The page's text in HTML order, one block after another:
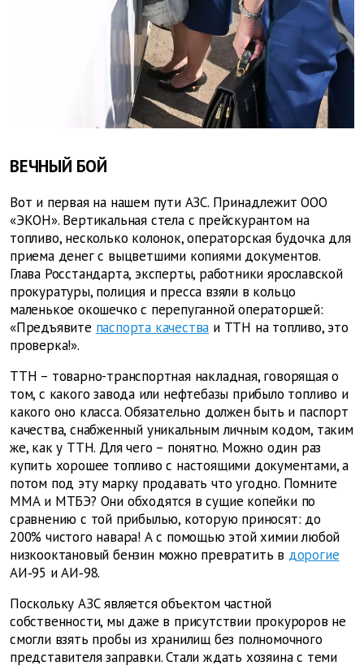
ВЕЧНЫЙ БОЙ
Вот и первая на нашем пути АЗС. Принадлежит ООО
«ЭКОН». Вертикальная стела с прейскурантом на
топливо, несколько колонок, операторская будочка для
приема денег с выцветшими копиями документов.
Глава Росстандарта, эксперты, работники ярославской
прокуратуры, полиция и пресса взяли в кольцо
маленькое окошечко с перепуганной операторшей:
«Предъявите паспорта качества и ТТН на топливо, это
проверка!».
ТТН – товарно-транспортная накладная, говорящая о
том, с какого завода или нефтебазы прибыло топливо и
какого оно класса. Обязательно должен быть и паспорт
качества, снабженный уникальным личным кодом, таким
же, как у ТТН. Для чего – понятно. Можно один раз
купить хорошее топливо с настоящими документами, а
потом под эту марку продавать что угодно. Помните
ММА и МТБЭ? Они обходятся в сущие копейки по
сравнению с той прибылью, которую приносят: до
200% чистого навара! А с помощью этой химии любой
низкооктановый бензин можно превратить в дорогие
АИ‑95 и АИ‑98.
Поскольку АЗС является объектом частной
собственности, мы даже в присутствии прокуроров не
смогли взять пробы из хранилищ без полномочного
представителя заправки. Стали ждать хозяина с теми